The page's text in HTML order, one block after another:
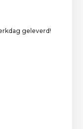
geleverd!